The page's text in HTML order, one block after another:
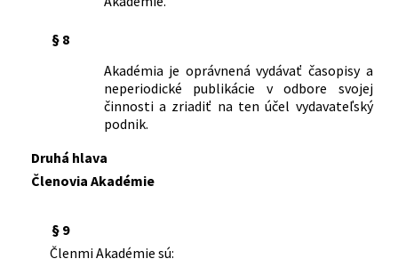
§ 8
Akadémia je oprávnená vydávať časopisy a
neperiodické publikácie v odbore svojej
činnosti a zriadiť na ten účel vydavateľský
podnik.
Druhá hlava
Členovia Akadémie
§ 9
Členmi Akadémie sú: